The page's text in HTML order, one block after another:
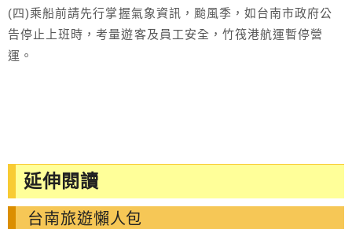
(四)乘船前請先行掌握氣象資訊，颱風季，如台南市政府公
告停止上班時，考量遊客及員工安全，竹筏港航運暫停營
運。
延伸閱讀
台南旅遊懶人包